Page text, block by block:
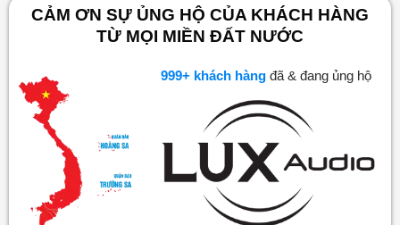
CẢM ƠN SỰ ỦNG HỘ CỦA KHÁCH HÀNG
TỪ MỌI MIỀN ĐẤT NƯỚC
1,000+ khách hàngđã & đang ủng hộ